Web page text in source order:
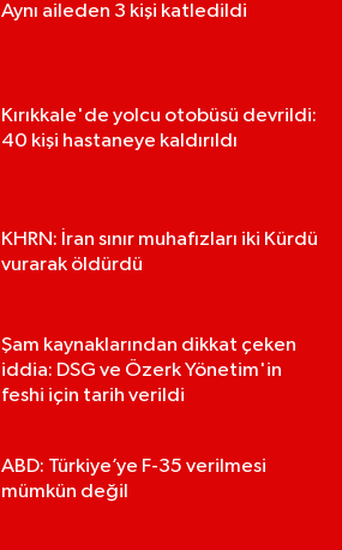
Aynı aileden 3 kişi katledildi
Kırıkkale'de yolcu otobüsü devrildi:
40 kişi hastaneye kaldırıldı
KHRN: İran sınır muhafızları iki Kürdü
vurarak öldürdü
Şam kaynaklarından dikkat çeken
iddia: DSG ve Özerk Yönetim'in
feshi için tarih verildi
ABD: Türkiye’ye F-35 verilmesi
mümkün değil